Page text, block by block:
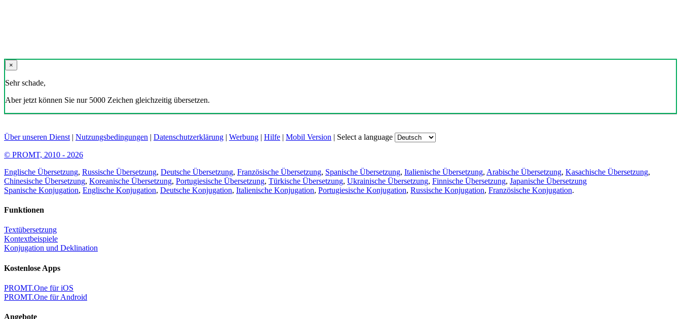
×
Sehr schade,
Aber jetzt können Sie nur 5000 Zeichen gleichzeitig übersetzen.
Über unseren Dienst | Nutzungsbedingungen | Datenschutzerklärung | Werbung | Hilfe | Mobil Version | Select a language
© PROMT, 2010 - 2026
Englische Übersetzung, Russische Übersetzung, Deutsche Übersetzung, Französische Übersetzung, Spanische Übersetzung, Italienische Übersetzung, Arabische Übersetzung, Kasachische Übersetzung,
Chinesische Übersetzung, Koreanische Übersetzung, Portugiesische Übersetzung, Türkische Übersetzung, Ukrainische Übersetzung, Finnische Übersetzung, Japanische Übersetzung
Spanische Konjugation, Englische Konjugation, Deutsche Konjugation, Italienische Konjugation, Portugiesische Konjugation, Russische Konjugation, Französische Konjugation.
Funktionen
Textübersetzung
Kontextbeispiele
Konjugation und Deklination
Kostenlose Apps
PROMT.One für iOS
PROMT.One für Android
Angebote